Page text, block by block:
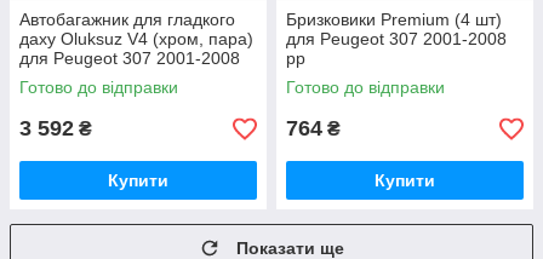
Автобагажник для гладкого
даху Oluksuz V4 (хром, пара)
для Peugeot 307 2001-2008
рр
Готово до відправки
3 592 ₴
Купити
Бризковики Premium (4 шт)
для Peugeot 307 2001-2008
рр
Готово до відправки
764 ₴
Купити
Показати ще